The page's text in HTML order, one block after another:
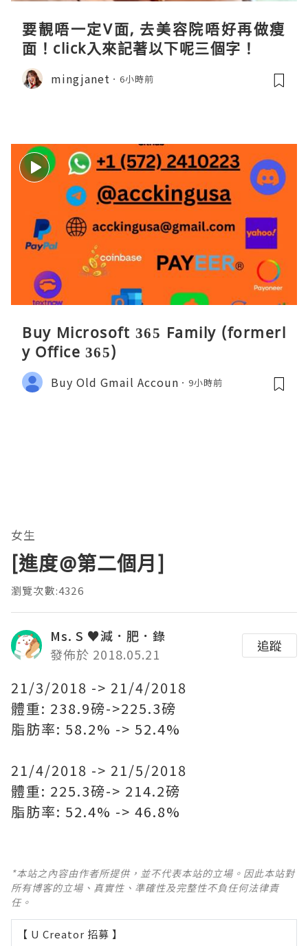
要靚唔一定V面, 去美容院唔好再做瘦
面！click入來記著以下呢三個字！
mingjanet 6小時前
Buy Microsoft 365 Family (formerl
y Office 365)
Buy Old Gmail Accoun 9小時前
女生
[進度@第二個月]
瀏覽次數:4326
Ms. S ♥減．肥．錄
發佈於 2018.05.21
追蹤
21/3/2018 -> 21/4/2018
體重: 238.9磅->225.3磅
脂肪率: 58.2% -> 52.4%
21/4/2018 -> 21/5/2018
體重: 225.3磅-> 214.2磅
脂肪率: 52.4% -> 46.8%
*本站之內容由作者所提供，並不代表本站的立場。因此本站對
所有博客的立場、真實性、準確性及完整性不負任何法律責
任。
【 U Creator 招募 】